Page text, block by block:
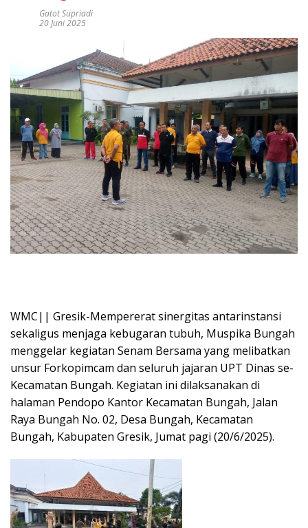
Gatot Supriadi
20 Juni 2025
WMC|| Gresik-Mempererat sinergitas antarinstansi
sekaligus menjaga kebugaran tubuh, Muspika Bungah
menggelar kegiatan Senam Bersama yang melibatkan
unsur Forkopimcam dan seluruh jajaran UPT Dinas se-
Kecamatan Bungah. Kegiatan ini dilaksanakan di
halaman Pendopo Kantor Kecamatan Bungah, Jalan
Raya Bungah No. 02, Desa Bungah, Kecamatan
Bungah, Kabupaten Gresik, Jumat pagi (20/6/2025).